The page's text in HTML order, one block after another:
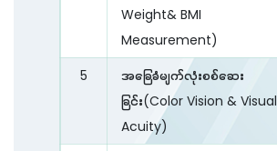
Weight& BMI
Measurement)
5
အခြေခံမျက်လုံးစစ်ဆေး
ခြင်း(Color Vision & Visual
Acuity)